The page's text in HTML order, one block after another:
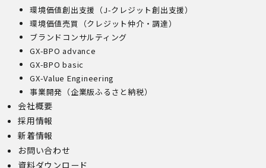
環境価値創出支援（J-クレジット創出支援）
環境価値売買（クレジット仲介・調達）
ブランドコンサルティング
GX-BPO advance
GX-BPO basic
GX-Value Engineering
事業開発（企業版ふるさと納税）
会社概要
採用情報
新着情報
お問い合わせ
資料ダウンロード